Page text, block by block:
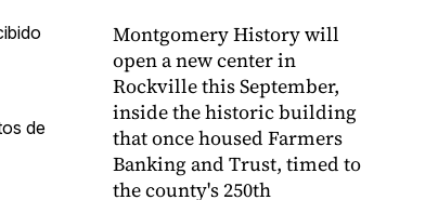
de
Montgomery History will
open a new center in
Rockville this September,
inside the historic building
that once housed Farmers
Banking and Trust, timed to
the county's 250th